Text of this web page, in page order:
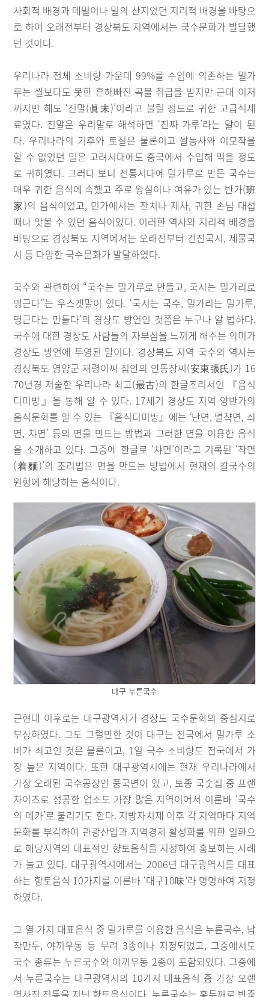
사회적 배경과 메밀이나 밀의 산지였던 지리적 배경을 바탕으
로 하여 오래전부터 경상북도 지역에서는 국수문화가 발달했
던 것이다.
우리나라 전체 소비량 가운데 99%를 수입에 의존하는 밀가
루는 쌀보다도 못한 흔해빠진 곡물 취급을 받지만 근대 이저
까지만 해도 ‘진말(眞末)’이라고 불릴 정도로 귀한 고급식재
료였다. 진말은 우리말로 해석하면 ‘진짜 가루’라는 말이 된
다. 우리나라의 기후와 토질은 물론이고 쌀농사와 이모작을
할 수 없었던 밀은 고려시대에도 중국에서 수입해 먹을 정도
로 귀하였다. 그러다 보니 전통시대에 밀가루로 만든 국수는
매우 귀한 음식에 속했고 주로 왕실이나 여유가 있는 반가(班
家)의 음식이었고, 민가에서는 잔치나 제사, 귀한 손님 대접
때나 맛볼 수 있던 음식이었다. 이러한 역사와 지리적 배경을
바탕으로 경상북도 지역에서는 오래전부터 건진국시, 제물국
시 등 다양한 국수문화가 발달하였다.
국수와 관련하여 “국수는 밀가루로 만들고, 국시는 밀가리로
맹근다”는 우스갯말이 있다. ‘국시는 국수, 밀가리는 밀가루,
맹근다는 만들다’의 경상도 방언인 것쯤은 누구나 알 법하다.
국수에 대한 경상도 사람들의 자부심을 느끼게 해주는 의미가
경상도 방언에 투영된 말이다. 경상북도 지역 국수의 역사는
경상북도 영양군 재령이씨 집안의 안동장씨(安東張氏)가 16
70년경 저술한 우리나라 최고(最古)의 한글조리서인 『음식
디미방』을 통해 알 수 있다. 17세기 경상도 지역 양반가의
음식문화를 알 수 있는 『음식디미방』에는 ‘난면, 별챡면, 싀
면, 챠면’ 등의 면을 만드는 방법과 그러한 면을 이용한 음식
을 소개하고 있다. 그중에 한글로 ‘챠면’이라고 기록된 ‘착면
(着麵)’의 조리법은 면을 만드는 방법에서 현재의 칼국수의
원형에 해당하는 음식이다.
대구 누른국수
근현대 이후로는 대구광역시가 경상도 국수문화의 중심지로
부상하였다. 그도 그럴만한 것이 대구는 전국에서 밀가루 소
비가 최고인 것은 물론이고, 1일 국수 소비량도 전국에서 가
장 높은 지역이다. 또한 대구광역시에는 현재 우리나라에서
가장 오래된 국수공장인 풍국면이 있고, 토종 국숫집 중 프랜
차이즈로 성공한 업소도 가장 많은 지역이어서 이른바 ‘국수
의 메카’로 불리기도 한다. 지방자치제 이후 각 지역마다 지역
문화를 부각하여 관광산업과 지역경제 활성화를 위한 일환으
로 해당지역의 대표적인 향토음식을 지정하여 홍보하는 사례
가 늘고 있다. 대구광역시에서는 2006년 대구광역시를 대표
하는 향토음식 10가지를 이른바 ‘대구10味’라 명명하여 지정
하였다.
그 열 가지 대표음식 중 밀가루를 이용한 음식은 누른국수, 납
작만두, 야끼우동 등 무려 3종이나 지정되었고, 그중에서도
국수 종류는 누른국수와 야끼우동 2종이 포함되었다. 그중에
서 누른국수는 대구광역시의 10가지 대표음식 중 가장 오랜
역사적 전통을 지닌 향토음식이다. 누른국수는 홍두깨로 반죽